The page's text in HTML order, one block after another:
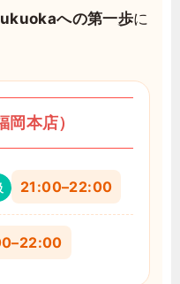
への第一歩に
本店）
21:00–22:00